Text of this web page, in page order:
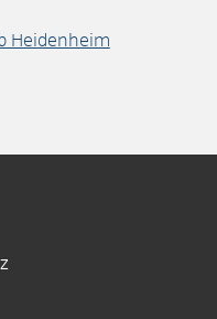
Heidenheim